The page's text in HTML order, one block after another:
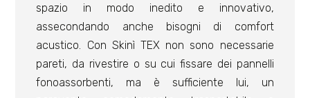
spazio in modo inedito e innovativo,
assecondando anche bisogni di comfort
acustico. Con Skinì TEX non sono necessarie
pareti, da rivestire o su cui fissare dei pannelli
fonoassorbenti, ma è sufficiente lui, un